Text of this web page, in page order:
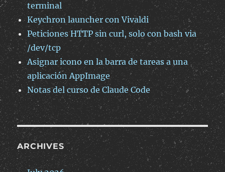
terminal
Keychron launcher con Vivaldi
Peticiones HTTP sin curl, solo con bash via
/dev/tcp
Asignar icono en la barra de tareas a una
aplicación AppImage
Notas del curso de Claude Code
ARCHIVES